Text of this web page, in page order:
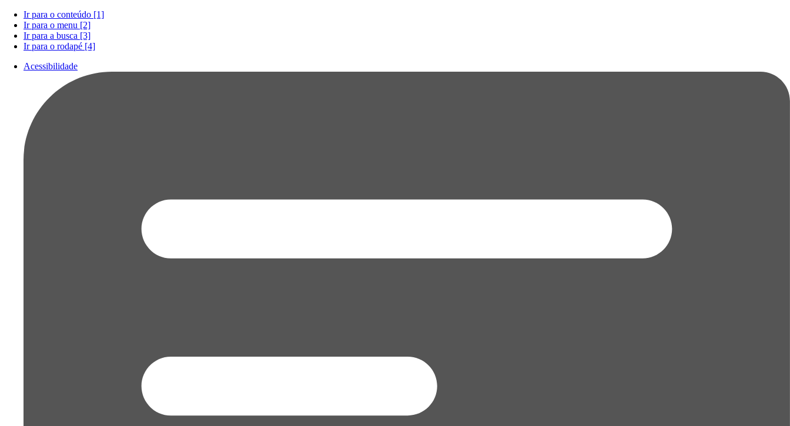
Ir para o conteúdo [1]
Ir para o menu [2]
Ir para a busca [3]
Ir para o rodapé [4]
Acessibilidade